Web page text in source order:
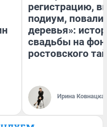
регистрацию,
подиум,
деревья»:
свадьбы на
ростовского
Ирина